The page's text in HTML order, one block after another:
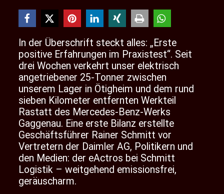
In der Überschrift steckt alles: „Erste
positive Erfahrungen im Praxistest“. Seit
drei Wochen verkehrt unser elektrisch
angetriebener 25-Tonner zwischen
unserem Lager in Ötigheim und dem rund
sieben Kilometer entfernten Werkteil
Rastatt des Mercedes-Benz-Werks
Gaggenau. Eine erste Bilanz erstellte
Geschäftsführer Rainer Schmitt vor
Vertretern der Daimler AG, Politikern und
den Medien: der eActros bei Schmitt
Logistik – weitgehend emissionsfrei,
geräuscharm.